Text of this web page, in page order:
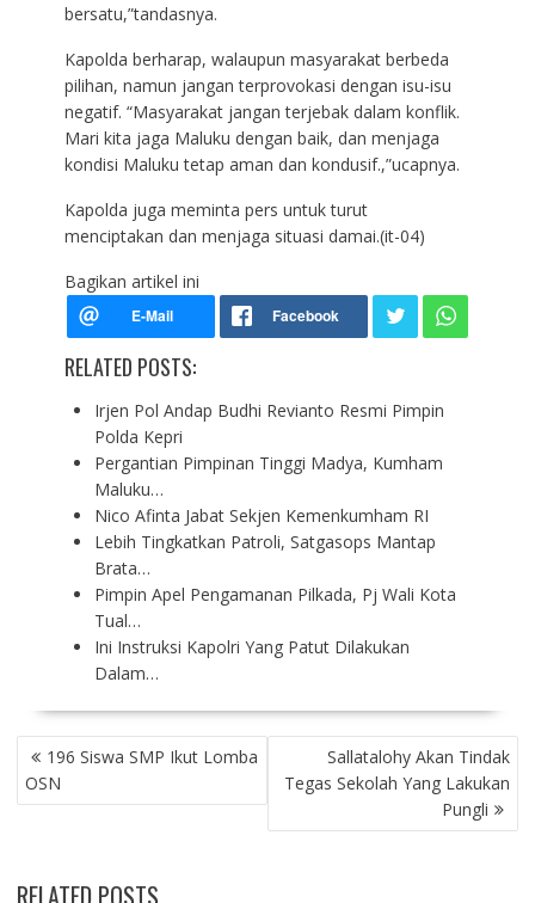
bersatu,”tandasnya.
Kapolda berharap, walaupun masyarakat berbeda
pilihan, namun jangan terprovokasi dengan isu-isu
negatif. “Masyarakat jangan terjebak dalam konflik.
Mari kita jaga Maluku dengan baik, dan menjaga
kondisi Maluku tetap aman dan kondusif.,”ucapnya.
Kapolda juga meminta pers untuk turut
menciptakan dan menjaga situasi damai.(it-04)
Bagikan artikel ini
RELATED POSTS:
Irjen Pol Andap Budhi Revianto Resmi Pimpin
Polda Kepri
Pergantian Pimpinan Tinggi Madya, Kumham
Maluku…
Nico Afinta Jabat Sekjen Kemenkumham RI
Lebih Tingkatkan Patroli, Satgasops Mantap
Brata…
Pimpin Apel Pengamanan Pilkada, Pj Wali Kota
Tual…
Ini Instruksi Kapolri Yang Patut Dilakukan
Dalam…
P
O
S
A
196 Siswa SMP Ikut Lomba
OSN
Sallatalohy Akan Tindak
Tegas Sekolah Yang Lakukan
Pungli
RELATED POSTS